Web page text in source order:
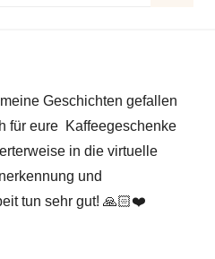
Geschichten gefallen
für eure Kaffeegeschenke
in die virtuelle
und
tun sehr gut! 🙏🏻❤️